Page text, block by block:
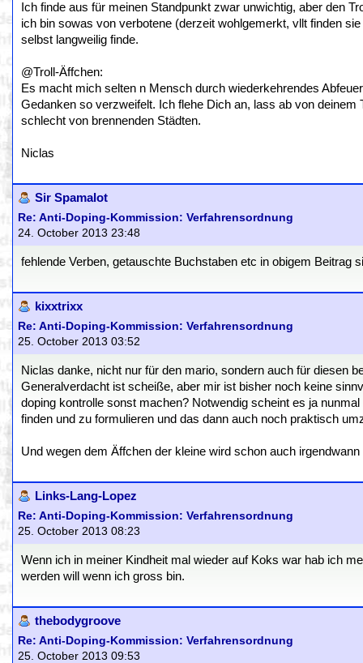
Ich finde aus für meinen Standpunkt zwar unwichtig, aber den
ich bin sowas von verbotene (derzeit wohlgemerkt, vllt finden
selbst langweilig finde.
@Troll-Äffchen:
Es macht mich selten n Mensch durch wiederkehrendes
Gedanken so verzweifelt. Ich flehe Dich an, lass ab von
schlecht von brennenden Städten.
Niclas
Sir Spamalot
Re: Anti-Doping-Kommission: Verfahrensordnung
24. October 2013 23:48
fehlende Verben, getauschte Buchstaben etc in obigem Beitrag
kixxtrixx
Re: Anti-Doping-Kommission: Verfahrensordnung
25. October 2013 03:52
Niclas danke, nicht nur für den mario, sondern auch für diesen
Generalverdacht ist scheiße, aber mir ist bisher noch keine
doping kontrolle sonst machen? Notwendig scheint es ja
finden und zu formulieren und das dann auch noch praktisch
Und wegen dem Äffchen der kleine wird schon auch
Links-Lang-Lopez
Re: Anti-Doping-Kommission: Verfahrensordnung
25. October 2013 08:23
Wenn ich in meiner Kindheit mal wieder auf Koks war hab ich
werden will wenn ich gross bin.
thebodygroove
Re: Anti-Doping-Kommission: Verfahrensordnung
25. October 2013 09:53